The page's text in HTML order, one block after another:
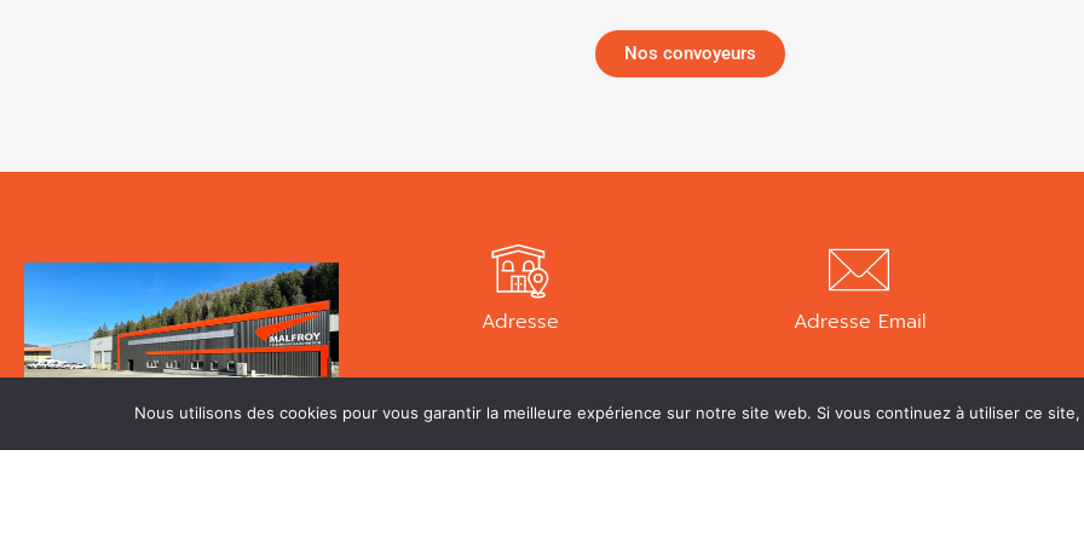
Nos convoyeurs
Adresse
81 Avenue de Saint-Claude
39260 Moirans-en-Montagne
Adresse Email
contact@claude-malfroy.com
Nous utilisons des cookies pour vous garantir la meilleure expérience sur notre site web. Si vous continuez à utiliser ce